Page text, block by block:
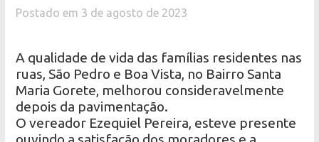
Postado em 3 de agosto de 2023
A qualidade de vida das famílias residentes nas
ruas, São Pedro e Boa Vista, no Bairro Santa
Maria Gorete, melhorou consideravelmente
depois da pavimentação.
O vereador Ezequiel Pereira, esteve presente